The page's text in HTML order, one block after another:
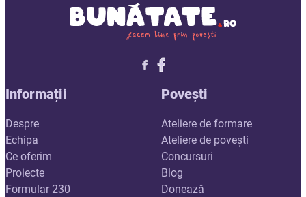
Follow me on X
Follow me on LinkedIn
Follow me on X
Informații
Despre
Echipa
Ce oferim
Proiecte
Formular 230
Povești
Ateliere de formare
Ateliere de povești
Concursuri
Blog
Donează